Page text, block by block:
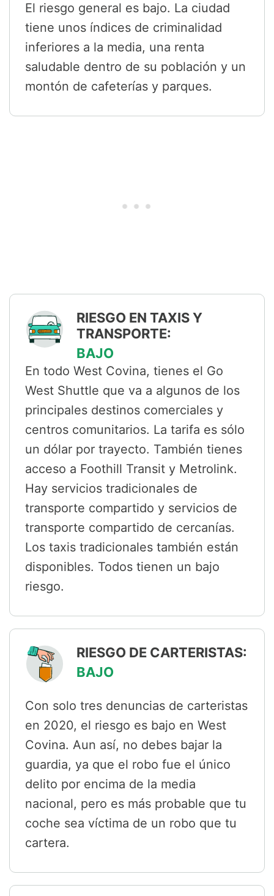
El riesgo general es bajo. La ciudad
tiene unos índices de criminalidad
inferiores a la media, una renta
saludable dentro de su población y un
montón de cafeterías y parques.
RIESGO EN TAXIS Y
TRANSPORTE:
BAJO
En todo West Covina, tienes el Go
West Shuttle que va a algunos de los
principales destinos comerciales y
centros comunitarios. La tarifa es sólo
un dólar por trayecto. También tienes
acceso a Foothill Transit y Metrolink.
Hay servicios tradicionales de
transporte compartido y servicios de
transporte compartido de cercanías.
Los taxis tradicionales también están
disponibles. Todos tienen un bajo
riesgo.
RIESGO DE CARTERISTAS:
BAJO
Con solo tres denuncias de carteristas
en 2020, el riesgo es bajo en West
Covina. Aun así, no debes bajar la
guardia, ya que el robo fue el único
delito por encima de la media
nacional, pero es más probable que tu
coche sea víctima de un robo que tu
cartera.